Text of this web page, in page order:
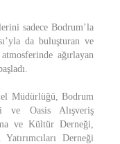
sadece Bodrum’la
da buluşturan ve
ağırlayan
Müdürlüğü, Bodrum
ve Oasis Alışveriş
ve Kültür Derneği,
Derneği